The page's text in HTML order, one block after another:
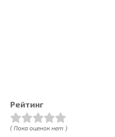
Рейтинг
( Пока оценок нет )